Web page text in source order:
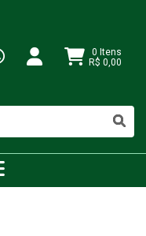
0 Itens
R$ 0,00